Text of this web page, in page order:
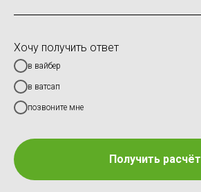
Хочу получить ответ
в вайбер
в ватсап
позвоните мне
Получить расчёт